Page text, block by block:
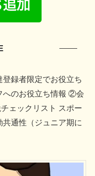
録者限定でお役立ち
へのお役立ち情報 ②会
ェックリスト スポー
通性（ジュニア期に